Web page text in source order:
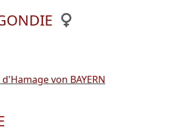
von BAYERN